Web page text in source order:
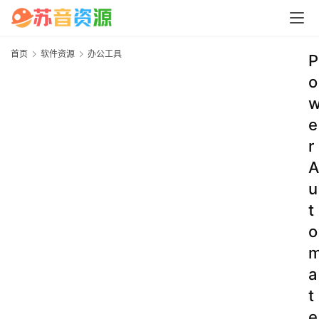
首页 软件资源 办公工具
P
o
e
r
A
u
t
o
a
t